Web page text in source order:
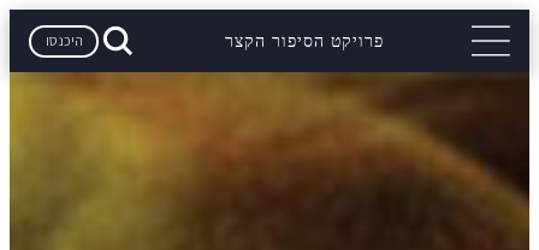
פרויקט הסיפור הקצר היכנסו